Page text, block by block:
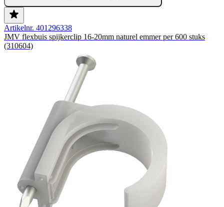
Artikelnr. 401296338
JMV flexbuis spijkerclip 16-20mm naturel emmer per 600 stuks
(310604)